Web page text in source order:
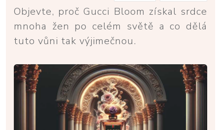
Objevte, proč Gucci Bloom získal srdce
mnoha žen po celém světě a co dělá
tuto vůni tak výjimečnou.